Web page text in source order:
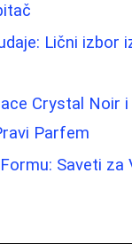
Lični izbor
Crystal Noir
Parfem
Saveti za